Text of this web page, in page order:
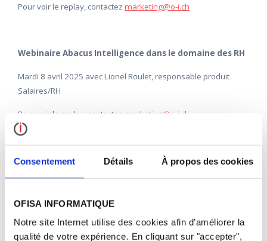
Consentement Détails À propos des cookies
OFISA INFORMATIQUE
Notre site Internet utilise des cookies afin d’améliorer la
qualité de votre expérience. En cliquant sur "accepter",
Pour voir le replay, contactez marketing@o-i.ch
Webinaire Abacus Intelligence dans le domaine des RH
Mardi 8 avril 2025 avec Lionel Roulet, responsable produit
Salaires/RH
Pour voir le replay, contactez marketing@o-i.ch
Webinaire Les nouveautés 2025
Salaires/RH
Pour voir le replay, contactezmarketing@o-i.ch